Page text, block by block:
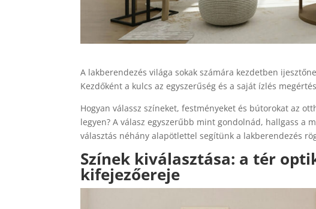
A lakberendezés világa sokak számára kezdetben
Kezdőként a kulcs az egyszerűség és a saját ízlés
Hogyan válassz színeket, festményeket és bútorokat az
legyen? A válasz egyszerűbb mint gondolnád, hallgass a
választás néhány alapötlettel segítünk a lakberendezés
Színek kiválasztása: a tér
kifejezőereje